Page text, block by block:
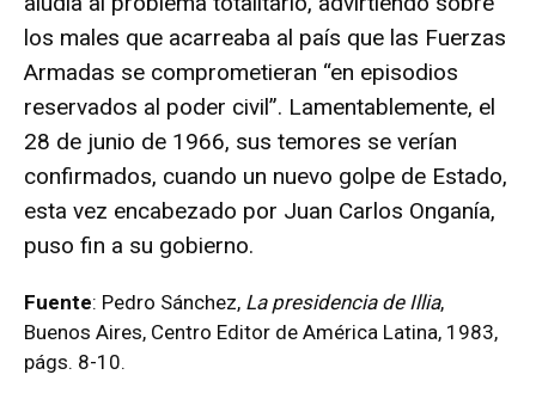
los males que acarreaba al país que las Fuerzas
Armadas se comprometieran “en episodios
reservados al poder civil”. Lamentablemente, el
28 de junio de 1966, sus temores se verían
confirmados, cuando un nuevo golpe de Estado,
esta vez encabezado por Juan Carlos Onganía,
puso fin a su gobierno.
Fuente: Pedro Sánchez, La presidencia de Illia,
Buenos Aires, Centro Editor de América Latina, 1983,
págs. 8-10.